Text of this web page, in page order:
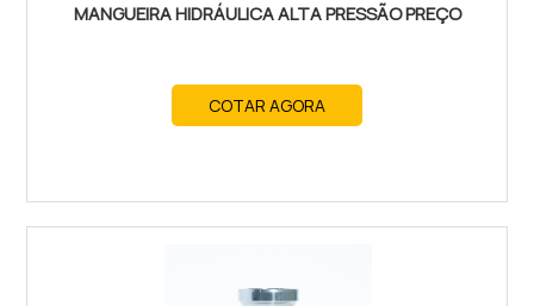
MANGUEIRA HIDRÁULICA ALTA PRESSÃO PREÇO
COTAR AGORA